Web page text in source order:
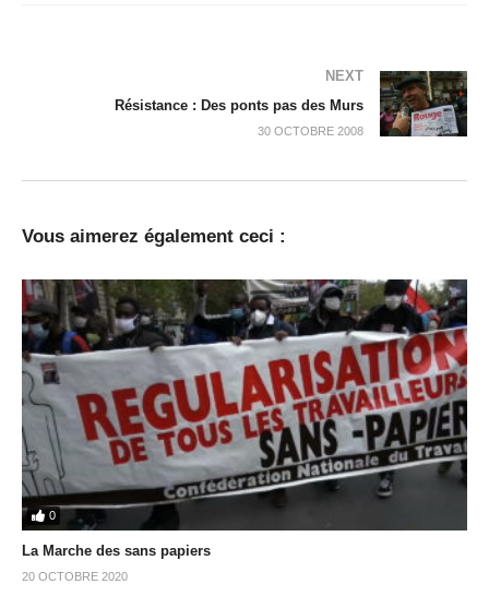
NEXT
Résistance : Des ponts pas des Murs
30 OCTOBRE 2008
Vous aimerez également ceci :
0
La Marche des sans papiers
20 OCTOBRE 2020